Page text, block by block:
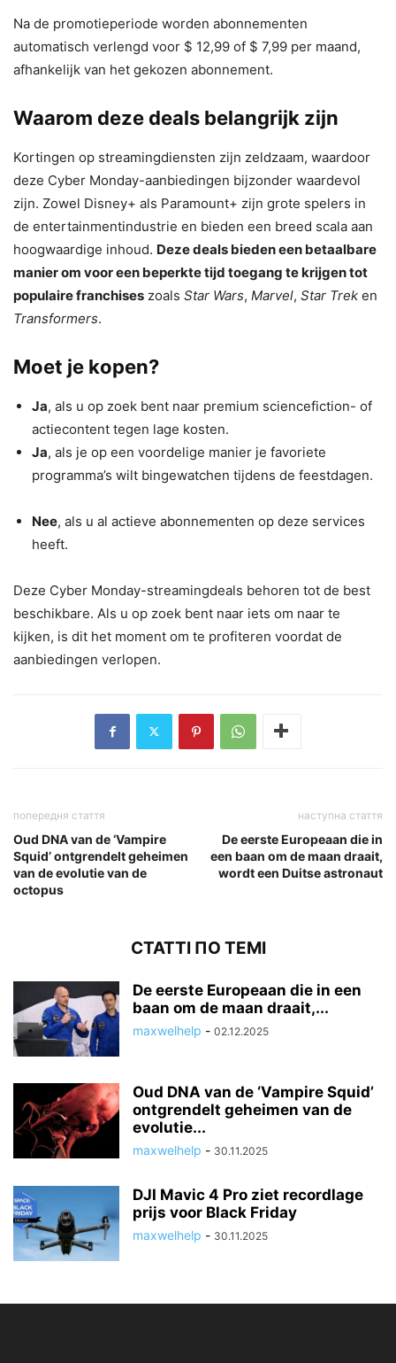
Na de promotieperiode worden abonnementen
automatisch verlengd voor $ 12,99 of $ 7,99 per maand,
afhankelijk van het gekozen abonnement.
Waarom deze deals belangrijk zijn
Kortingen op streamingdiensten zijn zeldzaam, waardoor
deze Cyber Monday-aanbiedingen bijzonder waardevol
zijn. Zowel Disney+ als Paramount+ zijn grote spelers in
de entertainmentindustrie en bieden een breed scala aan
hoogwaardige inhoud. Deze deals bieden een betaalbare
manier om voor een beperkte tijd toegang te krijgen tot
populaire franchises zoals Star Wars, Marvel, Star Trek en
Transformers.
Moet je kopen?
Ja, als u op zoek bent naar premium sciencefiction- of
actiecontent tegen lage kosten.
Ja, als je op een voordelige manier je favoriete
programma’s wilt bingewatchen tijdens de feestdagen.
Nee, als u al actieve abonnementen op deze services
heeft.
Deze Cyber ​​​​Monday-streamingdeals behoren tot de best
beschikbare. Als u op zoek bent naar iets om naar te
kijken, is dit het moment om te profiteren voordat de
aanbiedingen verlopen.
попередня стаття
Oud DNA van de ‘Vampire
Squid’ ontgrendelt geheimen
van de evolutie van de
octopus
наступна стаття
De eerste Europeaan die in
een baan om de maan draait,
wordt een Duitse astronaut
СТАТТІ ПО ТЕМІ
De eerste Europeaan die in een
baan om de maan draait,...
maxwelhelp - 02.12.2025
Oud DNA van de ‘Vampire Squid’
ontgrendelt geheimen van de
evolutie...
maxwelhelp - 30.11.2025
DJI Mavic 4 Pro ziet recordlage
prijs voor Black Friday
maxwelhelp - 30.11.2025